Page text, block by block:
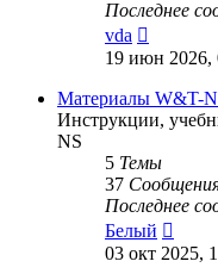
Последнее
vda
к
19 июн 2026,
Материалы W&T-
Инструкции,
NS
5 Темы
37
Последнее
Белый
к
03 окт 2025,